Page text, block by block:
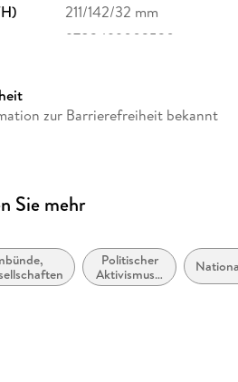
211/142/32 mm
9783499003530
zur Barrierefreiheit bekannt
Sie mehr
Politischer
Aktivismus /
Politisches